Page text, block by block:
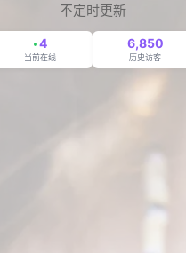
不定时更新
4
当前在线
6,850
历史访客